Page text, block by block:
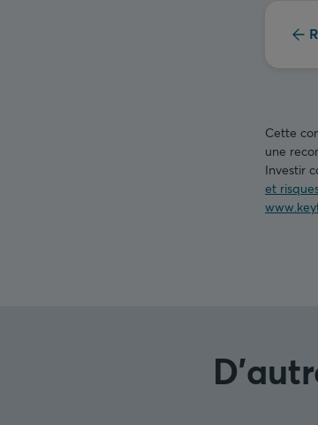
Cette
une
Investir
et